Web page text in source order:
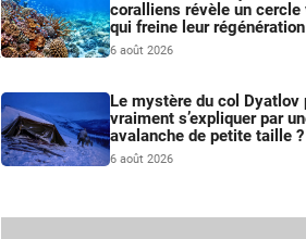
coralliens révèle un
qui freine leur régénération
6 août 2026
Le mystère du col Dyatlov
vraiment s’expliquer par
avalanche de petite taille ?
6 août 2026